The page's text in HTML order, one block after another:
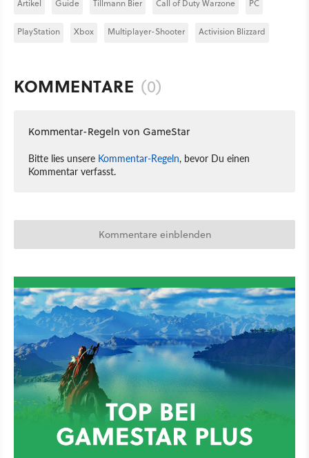
Artikel Guide Tillmann Bier Call of Duty Warzone PC
PlayStation Xbox Multiplayer-Shooter Activision Blizzard
KOMMENTARE (0)
Kommentar-Regeln von GameStar
Bitte lies unsere Kommentar-Regeln, bevor Du einen
Kommentar verfasst.
Kommentare einblenden